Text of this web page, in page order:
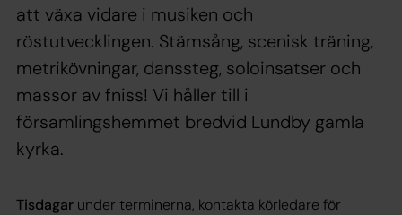
att växa vidare i musiken och
röstutvecklingen. Stämsång, scenisk träning,
metrikövningar, danssteg, soloinsatser och
massor av fniss! Vi håller till i
församlingshemmet bredvid Lundby gamla
kyrka.
Tisdagar under terminerna, kontakta körledare för